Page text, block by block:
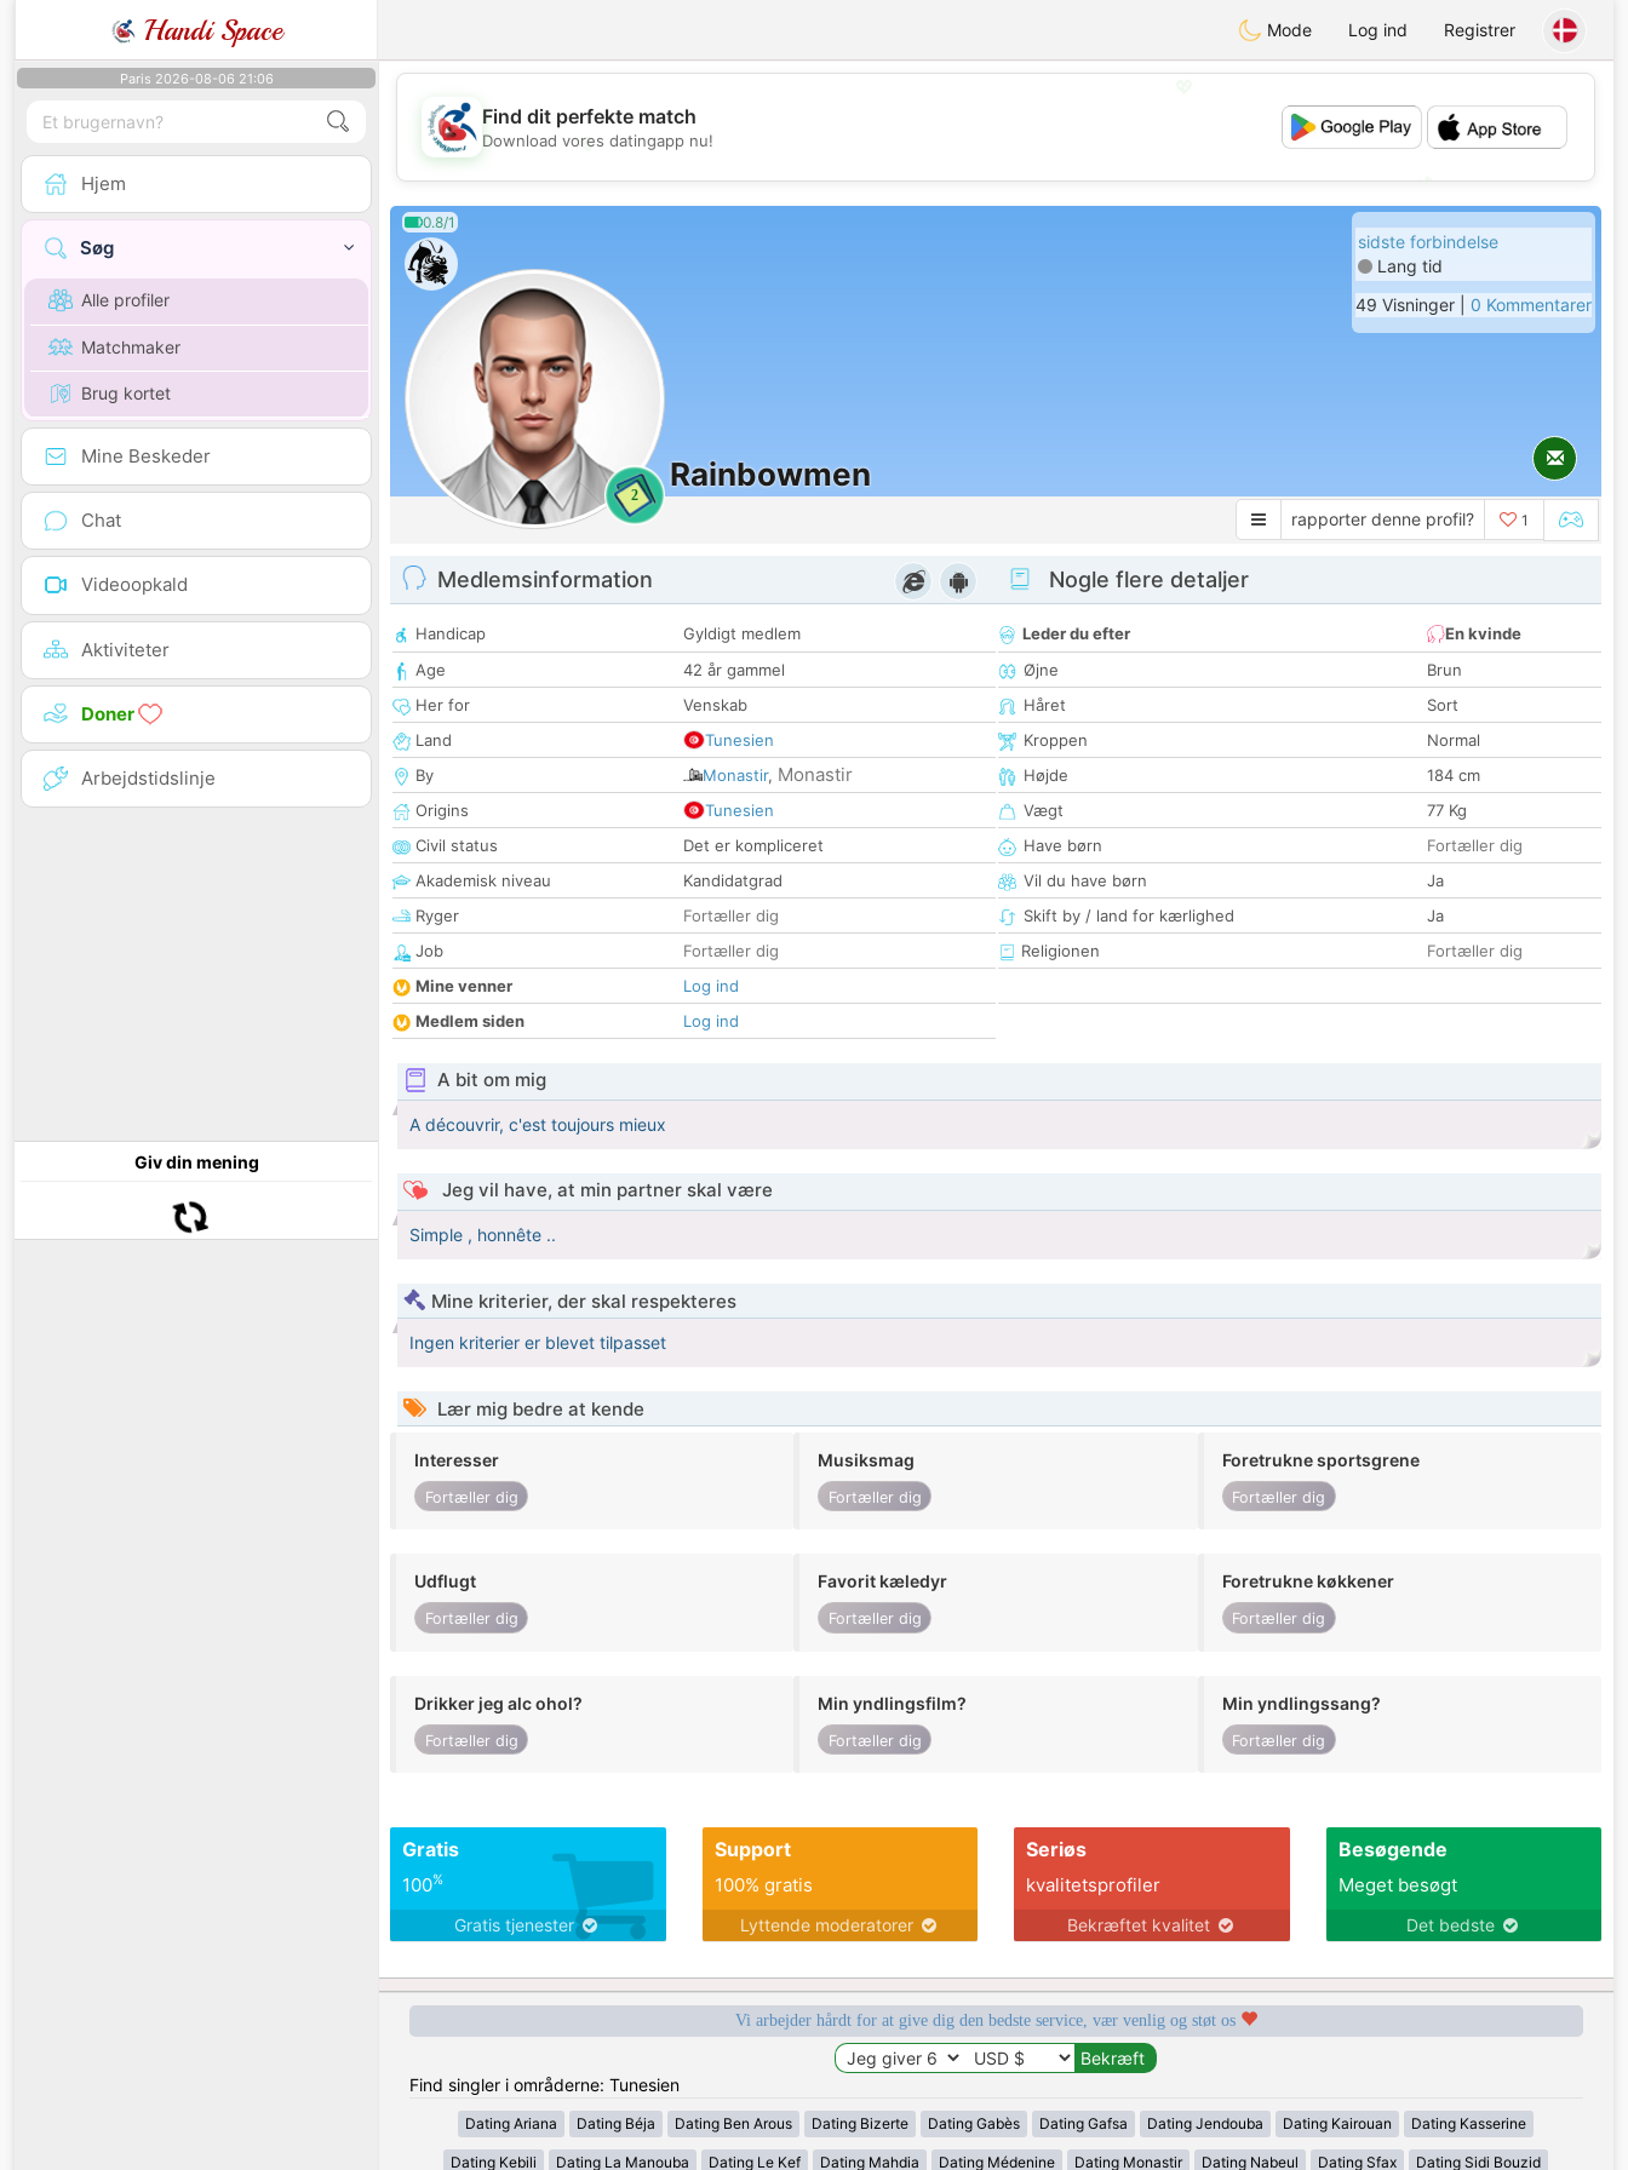
Handi Space Mode Log ind Registrer
Paris 2026-08-06 21:06
Hjem
Søg
Alle profiler
Matchmaker
Brug kortet
Mine Beskeder
Chat
Videoopkald
Aktiviteter
Doner
Arbejdstidslinje
Giv din mening
💖
💕
Find dit perfekte match
Download vores datingapp nu!
0.8/1
2
Rainbowmen
sidste forbindelse
Lang tid
49 Visninger | 0 Kommentarer
rapporter denne profil? 1
Medlemsinformation
Handicap
Gyldigt medlem
Age
42 år gammel
Her for
Venskab
Land
Tunesien
By
Monastir, Monastir
Origins
Tunesien
Civil status
Det er kompliceret
Akademisk niveau
Kandidatgrad
Ryger
Fortæller dig
Job
Fortæller dig
Mine venner
Log ind
Medlem siden
Log ind
Nogle flere detaljer
Leder du efter
En kvinde
Øjne
Brun
Håret
Sort
Kroppen
Normal
Højde
184 cm
Vægt
77 Kg
Have børn
Fortæller dig
Vil du have børn
Ja
Skift by / land for kærlighed
Ja
Religionen
Fortæller dig
A bit om mig
A découvrir, c'est toujours mieux
Jeg vil have, at min partner skal være
Simple , honnête ..
Mine kriterier, der skal respekteres
Ingen kriterier er blevet tilpasset
Lær mig bedre at kende
Interesser
Fortæller dig
Musiksmag
Fortæller dig
Foretrukne sportsgrene
Fortæller dig
Udflugt
Fortæller dig
Favorit kæledyr
Fortæller dig
Foretrukne køkkener
Fortæller dig
Drikker jeg alc ohol?
Fortæller dig
Min yndlingsfilm?
Fortæller dig
Min yndlingssang?
Fortæller dig
Gratis
100%
Gratis tjenester
Support
100% gratis
Lyttende moderatorer
Seriøs
kvalitetsprofiler
Bekræftet kvalitet
Besøgende
Meget besøgt
Det bedste
Vi arbejder hårdt for at give dig den bedste service, vær venlig og støt os
Find singler i områderne: Tunesien
Dating Ariana Dating Béja Dating Ben Arous Dating Bizerte Dating Gabès Dating Gafsa Dating Jendouba Dating Kairouan Dating Kasserine
Dating Kebili Dating La Manouba Dating Le Kef Dating Mahdia Dating Médenine Dating Monastir Dating Nabeul Dating Sfax Dating Sidi Bouzid